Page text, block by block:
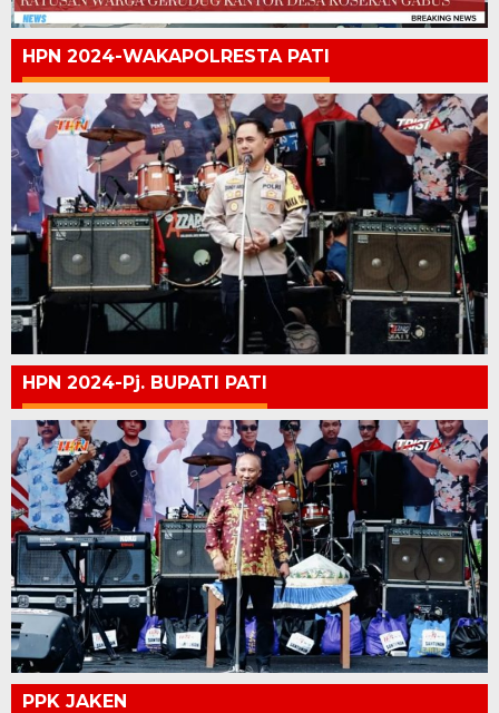
HPN 2024-WAKAPOLRESTA PATI
HPN 2024-Pj. BUPATI PATI
PPK JAKEN